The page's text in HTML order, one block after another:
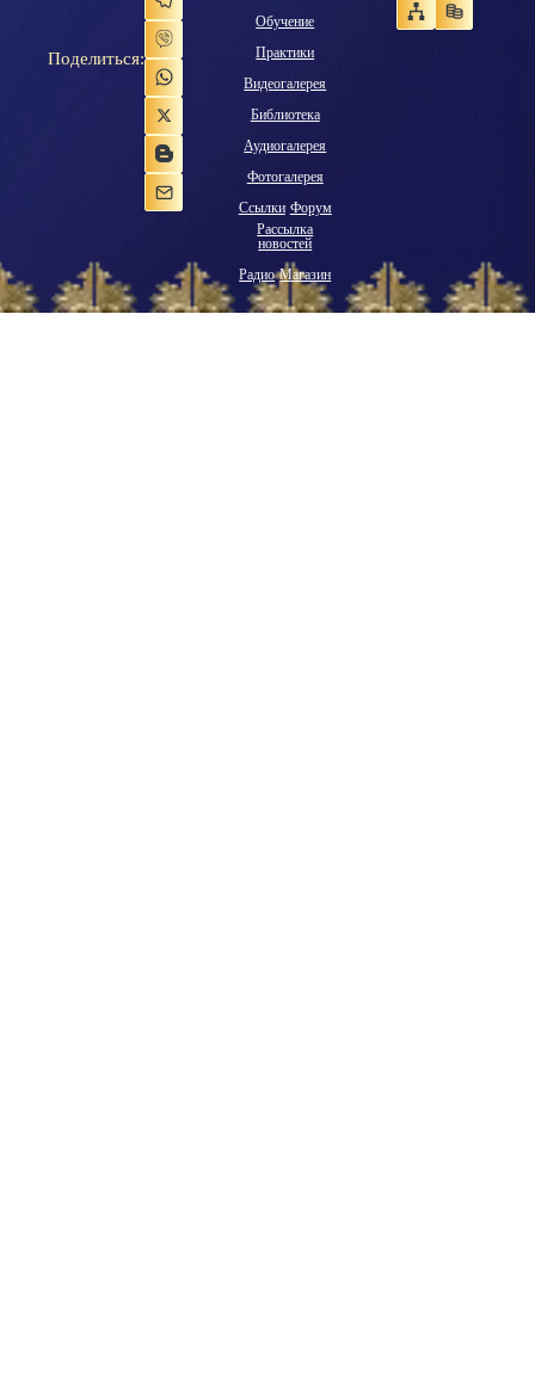
Поделиться:
Обучение
Практики
Видеогалерея
Библиотека
Аудиогалерея
Фотогалерея
Ссылки Форум
Рассылка
новостей
Радио Магазин